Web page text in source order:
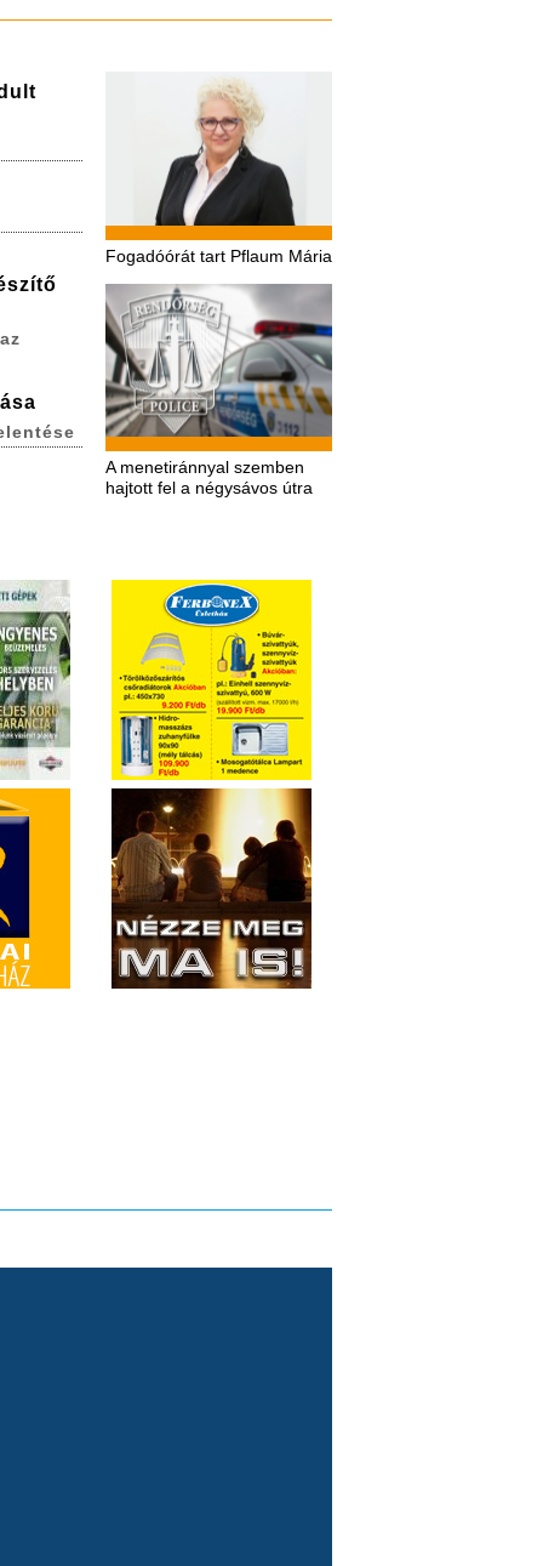
Fogadóórát tart Pflaum Mária
A menetiránnyal szemben
hajtott fel a négysávos útra